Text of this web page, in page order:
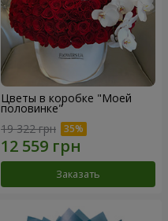
Цветы в коробке "Моей
половинке"
19 322 грн
Заказать